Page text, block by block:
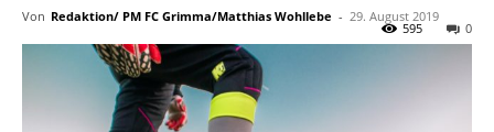
Von Redaktion/ PM FC Grimma/Matthias Wohllebe - 29. August 2019
0
595